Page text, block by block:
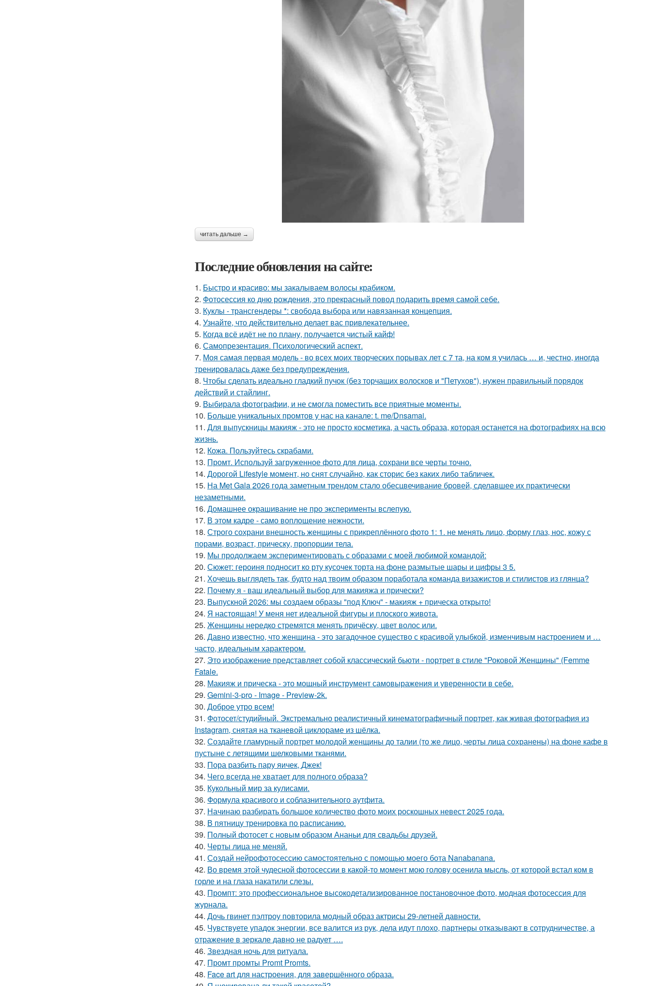
читать дальше →
Последние обновления на сайте:
1. Быстро и красиво: мы закалываем волосы крабиком.
2. Фотосессия ко дню рождения, это прекрасный повод подарить время самой себе.
3. Куклы - трансгендеры *: свобода выбора или навязанная концепция.
4. Узнайте, что действительно делает вас привлекательнее.
5. Когда всё идёт не по плану, получается чистый кайф!
6. Самопрезентация. Психологический аспект.
7. Моя самая первая модель - во всех моих творческих порывах лет с 7 та, на ком я училась … и, честно, иногда
тренировалась даже без предупреждения.
8. Чтобы сделать идеально гладкий пучок (без торчащих волосков и "Петухов"), нужен правильный порядок
действий и стайлинг.
9. Выбирала фотографии, и не смогла поместить все приятные моменты.
10. Больше уникальных промтов у нас на канале: t. me/Dnsamai.
11. Для выпускницы макияж - это не просто косметика, а часть образа, которая останется на фотографиях на всю
жизнь.
12. Кожа. Пользуйтесь скрабами.
13. Промт. Используй загруженное фото для лица, сохрани все черты точно.
14. Дорогой Lifestyle момент, но снят случайно, как сторис без каких либо табличек.
15. На Met Gala 2026 года заметным трендом стало обесцвечивание бровей, сделавшее их практически
незаметными.
16. Домашнее окрашивание не про эксперименты вслепую.
17. В этом кадре - само воплощение нежности.
18. Строго сохрани внешность женщины с прикреплённого фото 1: 1. не менять лицо, форму глаз, нос, кожу с
порами, возраст, прическу, пропорции тела.
19. Мы продолжаем экспериментировать с образами с моей любимой командой:
20. Сюжет: героиня подносит ко рту кусочек торта на фоне размытые шары и цифры 3 5.
21. Хочешь выглядеть так, будто над твоим образом поработала команда визажистов и стилистов из глянца?
22. Почему я - ваш идеальный выбор для макияжа и прически?
23. Выпускной 2026: мы создаем образы "под Ключ" - макияж + прическа открыто!
24. Я настоящая! У меня нет идеальной фигуры и плоского живота.
25. Женщины нередко стремятся менять причёску, цвет волос или.
26. Давно известно, что женщина - это загадочное существо с красивой улыбкой, изменчивым настроением и …
часто, идеальным характером.
27. Это изображение представляет собой классический бьюти - портрет в стиле "Роковой Женщины" (Femme
Fatale.
28. Макияж и прическа - это мощный инструмент самовыражения и уверенности в себе.
29. Gemini-3-pro - Image - Preview-2k.
30. Доброе утро всем!
31. Фотосет/студийный. Экстремально реалистичный кинематографичный портрет, как живая фотография из
Instagram, снятая на тканевой циклораме из шёлка.
32. Создайте гламурный портрет молодой женщины до талии (то же лицо, черты лица сохранены) на фоне кафе в
пустыне с летящими шелковыми тканями.
33. Пора разбить пару яичек, Джек!
34. Чего всегда не хватает для полного образа?
35. Кукольный мир за кулисами.
36. Формула красивого и соблазнительного аутфита.
37. Начинаю разбирать большое количество фото моих роскошных невест 2025 года.
38. В пятницу тренировка по расписанию.
39. Полный фотосет с новым образом Ананьи для свадьбы друзей.
40. Черты лица не меняй.
41. Создай нейрофотосессию самостоятельно с помощью моего бота Nanabanana.
42. Во время этой чудесной фотосессии в какой-то момент мою голову осенила мысль, от которой встал ком в
горле и на глаза накатили слезы.
43. Промпт: это профессиональное высокодетализированное постановочное фото, модная фотосессия для
журнала.
44. Дочь гвинет пэлтроу повторила модный образ актрисы 29-летней давности.
45. Чувствуете упадок энергии, все валится из рук, дела идут плохо, партнеры отказывают в сотрудничестве, а
отражение в зеркале давно не радует ….
46. Звездная ночь для ритуала.
47. Промт промты Promt Promts.
48. Face art для настроения, для завершённого образа.